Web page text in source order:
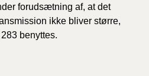
forudsætning af, at det
ikke bliver større,
benyttes.